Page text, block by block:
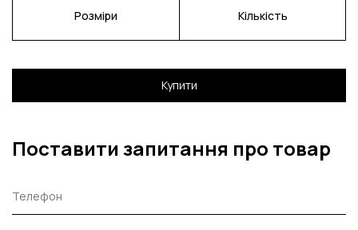
Розміри Кількість
Купити
Поставити запитання про товар